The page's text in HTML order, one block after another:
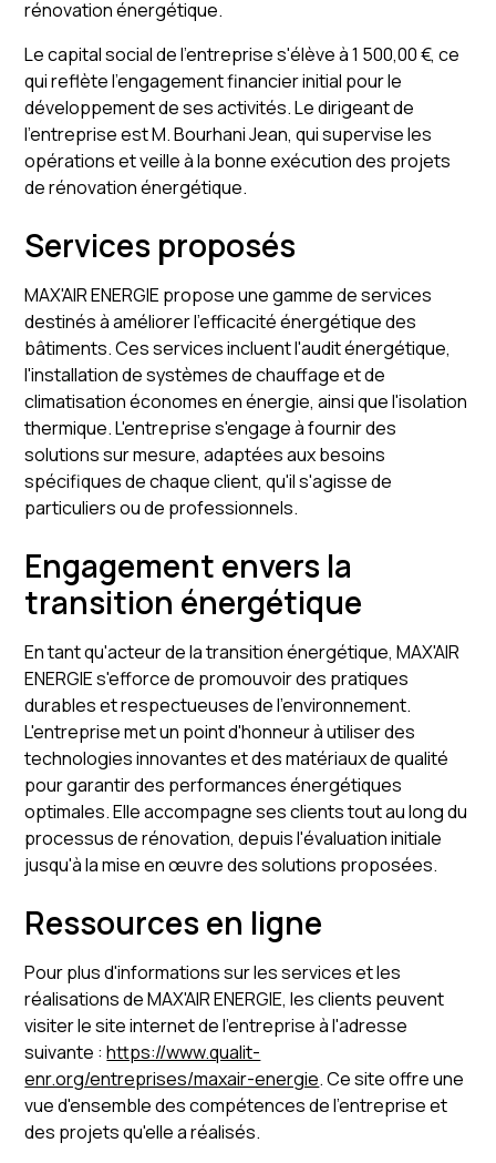
rénovation énergétique.
Le capital social de l'entreprise s'élève à 1 500,00 €, ce
qui reflète l'engagement financier initial pour le
développement de ses activités. Le dirigeant de
l'entreprise est M. Bourhani Jean, qui supervise les
opérations et veille à la bonne exécution des projets
de rénovation énergétique.
Services proposés
MAX'AIR ENERGIE propose une gamme de services
destinés à améliorer l'efficacité énergétique des
bâtiments. Ces services incluent l'audit énergétique,
l'installation de systèmes de chauffage et de
climatisation économes en énergie, ainsi que l'isolation
thermique. L'entreprise s'engage à fournir des
solutions sur mesure, adaptées aux besoins
spécifiques de chaque client, qu'il s'agisse de
particuliers ou de professionnels.
Engagement envers la
transition énergétique
En tant qu'acteur de la transition énergétique, MAX'AIR
ENERGIE s'efforce de promouvoir des pratiques
durables et respectueuses de l'environnement.
L'entreprise met un point d'honneur à utiliser des
technologies innovantes et des matériaux de qualité
pour garantir des performances énergétiques
optimales. Elle accompagne ses clients tout au long du
processus de rénovation, depuis l'évaluation initiale
jusqu'à la mise en œuvre des solutions proposées.
Ressources en ligne
Pour plus d'informations sur les services et les
réalisations de MAX'AIR ENERGIE, les clients peuvent
visiter le site internet de l'entreprise à l'adresse
suivante :https://www.qualit-
enr.org/entreprises/maxair-energie. Ce site offre une
vue d'ensemble des compétences de l'entreprise et
des projets qu'elle a réalisés.